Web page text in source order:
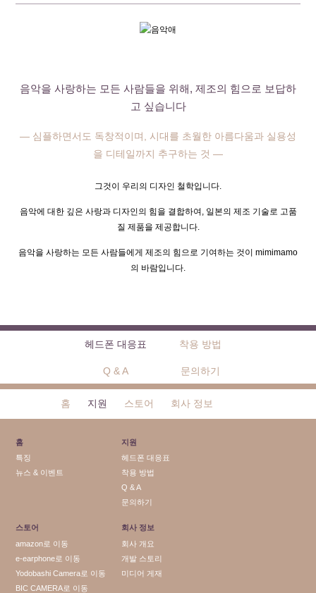
음악을 사랑하는 모든 사람들을 위해, 제조의 힘으로 보답하
고 싶습니다
— 심플하면서도 독창적이며, 시대를 초월한 아름다움과 실용성
을 디테일까지 추구하는 것 —
그것이 우리의 디자인 철학입니다.
음악에 대한 깊은 사랑과 디자인의 힘을 결합하여, 일본의 제조 기술로 고품
질 제품을 제공합니다.
음악을 사랑하는 모든 사람들에게 제조의 힘으로 기여하는 것이 mimimamo
의 바람입니다.
헤드폰 대응표 착용 방법
Q & A 문의하기
홈 지원 스토어 회사 정보
홈
특징
뉴스 & 이벤트
지원
헤드폰 대응표
착용 방법
Q & A
문의하기
스토어
amazon로 이동
e-earphone로 이동
Yodobashi Camera로 이동
BIC CAMERA로 이동
회사 정보
회사 개요
개발 스토리
미디어 게재